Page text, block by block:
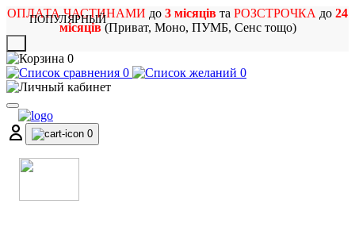
ОПЛАТА ЧАСТИНАМИ до 3 місяців та РОЗСТРОЧКА до 24
місяців(Приват, Моно, ПУМБ, Сенс тощо)
0
0
0
0
ПОПУЛЯРНЫЙ